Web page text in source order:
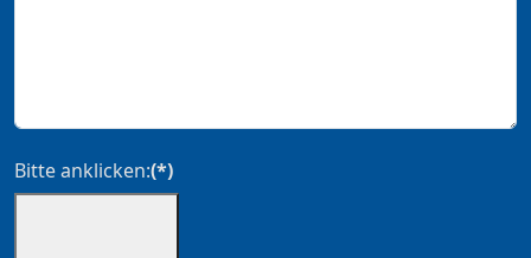
Bitte anklicken:(*)